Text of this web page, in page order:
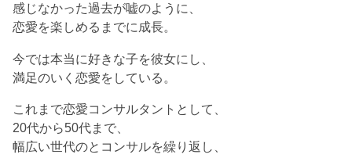
感じなかった過去が嘘のように、
恋愛を楽しめるまでに成長。
今では本当に好きな子を彼女にし、
満足のいく恋愛をしている。
これまで恋愛コンサルタントとして、
20代から50代まで、
幅広い世代のとコンサルを繰り返し、